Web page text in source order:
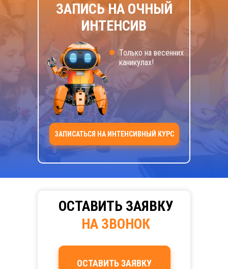
Только на весенних
каникулах!
ЗАПИСЬ НА ОЧНЫЙ
ИНТЕНСИВ
ЗАПИСАТЬСЯ НА ИНТЕНСИВНЫЙ КУРС
ОСТАВИТЬ ЗАЯВКУ
НА ЗВОНОК
ОСТАВИТЬ ЗАЯВКУ